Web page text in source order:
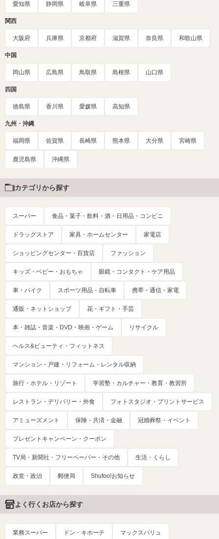
愛知県 静岡県 岐阜県 三重県
関西
大阪府 兵庫県 京都府 滋賀県 奈良県 和歌山県
中国
岡山県 広島県 鳥取県 島根県 山口県
四国
徳島県 香川県 愛媛県 高知県
九州・沖縄
福岡県 佐賀県 長崎県 熊本県 大分県 宮崎県
鹿児島県 沖縄県
カテゴリから探す
スーパー 食品・菓子・飲料・酒・日用品・コンビニ
ドラッグストア 家具・ホームセンター 家電店
ショッピングセンター・百貨店 ファッション
キッズ・ベビー・おもちゃ 眼鏡・コンタクト・ケア用品
車・バイク スポーツ用品・自転車 携帯・通信・家電
通販・ネットショップ 花・ギフト・手芸
本・雑誌・音楽・DVD・映画・ゲーム リサイクル
ヘルス&ビューティ・フィットネス
マンション・戸建・リフォーム・レンタル収納
旅行・ホテル・リゾート 学習塾・カルチャー・教育・教習所
レストラン・デリバリー・外食 フォトスタジオ・プリントサービス
アミューズメント 保険・共済・金融 冠婚葬祭・イベント
プレゼントキャンペーン・クーポン
TV局・新聞社・フリーペーパー・その他 生活・くらし
政党・政治 郵便局 Shufoo!お知らせ
よく行くお店から探す
業務スーパー ドン・キホーテ マックスバリュ